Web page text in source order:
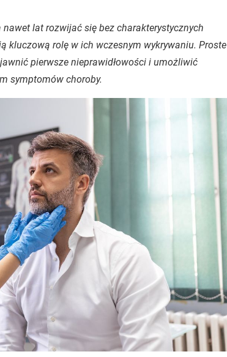
lat rozwijać się bez charakterystycznych
kluczową rolę w ich wczesnym wykrywaniu. Proste
pierwsze nieprawidłowości i umożliwić
symptomów choroby.